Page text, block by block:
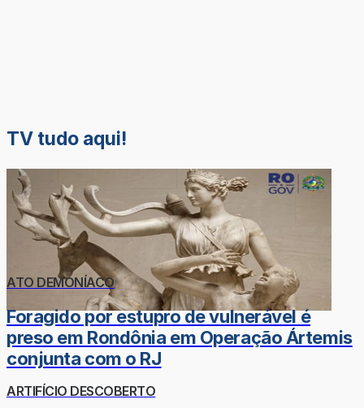
TV tudo aqui!
ATO DEMONÍACO
Foragido por estupro de vulnerável é
preso em Rondônia em Operação Ártemis
conjunta com o RJ
ARTIFÍCIO DESCOBERTO